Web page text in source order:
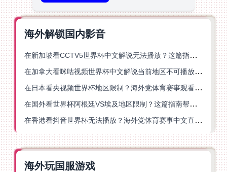
海外解锁国内影音
在新加坡看CCTV5世界杯中文解说无法播放？这篇指南帮你解锁海外体育直播自由
在加拿大看咪咕视频世界杯中文解说当前地区不可播放？这篇指南帮你一键解决
在日本看央视频世界杯地区限制？海外党体育赛事观看终极指南
在国外看世界杯阿根廷VS埃及地区限制？这篇指南帮你搞定中文直播+解说
在香港看抖音世界杯无法播放？海外党体育赛事中文直播终极指南
海外玩国服游戏